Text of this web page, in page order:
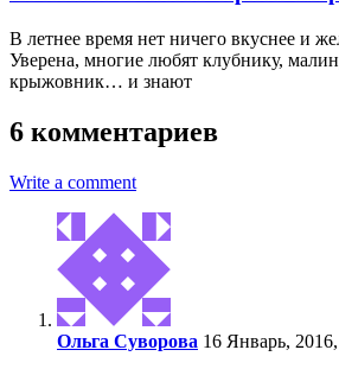
В летнее время нет ничего вкуснее и
Уверена, многие любят клубнику,
крыжовник… и знают
6 комментариев
Write a comment
Ольга Суворова 16 Январь,